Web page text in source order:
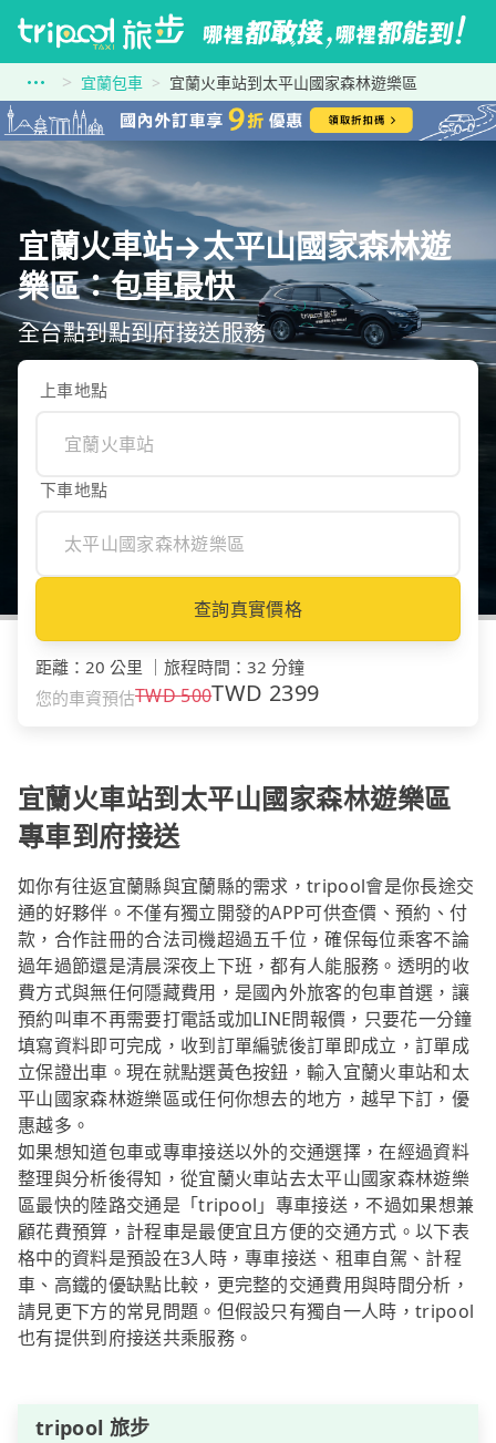
宜蘭包車 宜蘭火車站到太平山國家森林遊樂區
宜蘭火車站→太平山國家森林遊
樂區：包車最快
全台點到點到府接送服務
上車地點
下車地點
查詢真實價格
距離 ： 20 公里 旅程時間 ： 32 分鐘
您的車資預估TWD500TWD 2399
宜蘭火車站到太平山國家森林遊樂區
專車到府接送
如你有往返宜蘭縣與宜蘭縣的需求，tripool會是你長途交
通的好夥伴。不僅有獨立開發的APP可供查價、預約、付
款，合作註冊的合法司機超過五千位，確保每位乘客不論
過年過節還是清晨深夜上下班，都有人能服務。透明的收
費方式與無任何隱藏費用，是國內外旅客的包車首選，讓
預約叫車不再需要打電話或加LINE問報價，只要花一分鐘
填寫資料即可完成，收到訂單編號後訂單即成立，訂單成
立保證出車。現在就點選黃色按鈕，輸入宜蘭火車站和太
平山國家森林遊樂區或任何你想去的地方，越早下訂，優
惠越多。
如果想知道包車或專車接送以外的交通選擇，在經過資料
整理與分析後得知，從宜蘭火車站去太平山國家森林遊樂
區最快的陸路交通是「tripool」專車接送，不過如果想兼
顧花費預算，計程車是最便宜且方便的交通方式。以下表
格中的資料是預設在3人時，專車接送、租車自駕、計程
車、高鐵的優缺點比較，更完整的交通費用與時間分析，
請見更下方的常見問題。但假設只有獨自一人時，tripool
也有提供到府接送共乘服務。
tripool 旅步